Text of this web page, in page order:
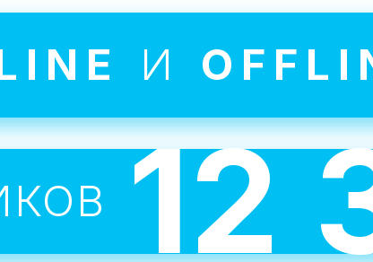
занятия
или 1 на 1 с учителем.
ребенок сбирает
портфолио к концу курса.
12
И